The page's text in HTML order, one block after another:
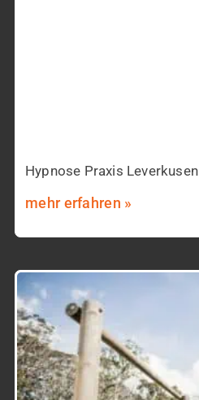
Hypnose Praxis Leverkusen
mehr erfahren »